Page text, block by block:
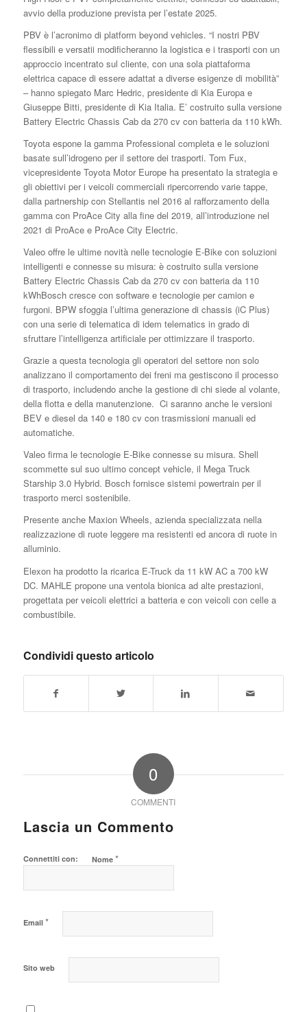
avvio della produzione prevista per l’estate 2025.
PBV è l’acronimo di platform beyond vehicles. “I nostri PBV
flessibili e versatii modificheranno la logistica e i trasporti con un
approccio incentrato sul cliente, con una sola piattaforma
elettrica capace di essere adattat a diverse esigenze di mobilità”
– hanno spiegato Marc Hedric, presidente di Kia Europa e
Giuseppe Bitti, presidente di Kia Italia. E’ costruito sulla versione
Battery Electric Chassis Cab da 270 cv con batteria da 110 kWh.
Toyota espone la gamma Professional completa e le soluzioni
basate sull’idrogeno per il settore dei trasporti. Tom Fux,
vicepresidente Toyota Motor Europe ha presentato la strategia e
gli obiettivi per i veicoli commerciali ripercorrendo varie tappe,
dalla partnership con Stellantis nel 2016 al rafforzamento della
gamma con ProAce City alla fine del 2019, all’introduzione nel
2021 di ProAce e ProAce City Electric.
Valeo offre le ultime novità nelle tecnologie E-Bike con soluzioni
intelligenti e connesse su misura: è costruito sulla versione
Battery Electric Chassis Cab da 270 cv con batteria da 110
kWhBosch cresce con software e tecnologie per camion e
furgoni. BPW sfoggia l’ultima generazione di chassis (iC Plus)
con una serie di telematica di idem telematics in grado di
sfruttare l’intelligenza artificiale per ottimizzare il trasporto.
Grazie a questa tecnologia gli operatori del settore non solo
analizzano il comportamento dei freni ma gestiscono il processo
di trasporto, includendo anche la gestione di chi siede al volante,
della flotta e della manutenzione. Ci saranno anche le versioni
BEV e diesel da 140 e 180 cv con trasmissioni manuali ed
automatiche.
Valeo firma le tecnologie E-Bike connesse su misura. Shell
scommette sul suo ultimo concept vehicle, il Mega Truck
Starship 3.0 Hybrid. Bosch fornisce sistemi powertrain per il
trasporto merci sostenibile.
Presente anche Maxion Wheels, azienda specializzata nella
realizzazione di ruote leggere ma resistenti ed ancora di ruote in
alluminio.
Elexon ha prodotto la ricarica E-Truck da 11 kW AC a 700 kW
DC. MAHLE propone una ventola bionica ad alte prestazioni,
progettata per veicoli elettrici a batteria e con veicoli con celle a
combustibile.
Condividi questo articolo
0
COMMENTI
Lascia un Commento
Connettiti con: Nome *
Email *
Sito web